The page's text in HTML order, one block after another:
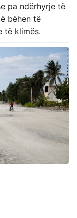
pa ndërhyrje të
bëhen të
të klimës.